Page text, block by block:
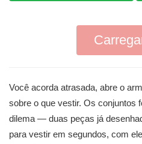
Você acorda atrasada, abre o
sobre o que vestir. Os conjuntos
dilema — duas peças já
para vestir em segundos, com